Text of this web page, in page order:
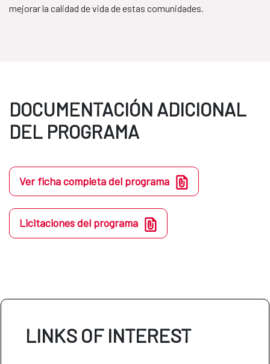
mejorar la calidad de vida de estas comunidades.
DOCUMENTACIÓN ADICIONAL
DEL PROGRAMA
Ver ficha completa del programa
Licitaciones del programa
LINKS OF INTEREST